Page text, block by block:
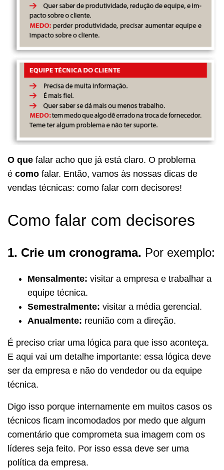
O que falar acho que já está claro. O problema
é como falar. Então, vamos às nossas dicas de
vendas técnicas: como falar com decisores!
Como falar com decisores
1. Crie um cronograma. Por exemplo:
Mensalmente: visitar a empresa e trabalhar a
equipe técnica.
Semestralmente: visitar a média gerencial.
Anualmente: reunião com a direção.
É preciso criar uma lógica para que isso aconteça.
E aqui vai um detalhe importante: essa lógica deve
ser da empresa e não do vendedor ou da equipe
técnica.
Digo isso porque internamente em muitos casos os
técnicos ficam incomodados por medo que algum
comentário que comprometa sua imagem com os
líderes seja feito. Por isso essa deve ser uma
política da empresa.